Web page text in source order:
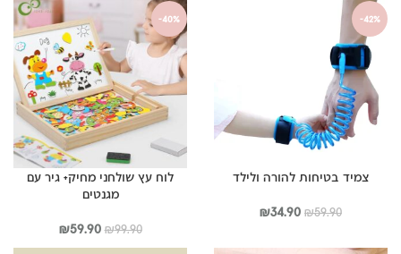
היה:
₪69.90.
הוא:
₪29.90.
-42%
צמיד בטיחות להורה ולילד
₪59.90
המחיר
היה:
₪34.90
המחיר
הוא:
-40%
לוח עץ שולחני מחיק+ גיר עם
מגנטים
₪99.90
המחיר
המקורי
₪59.90
המחיר
הנוכחי